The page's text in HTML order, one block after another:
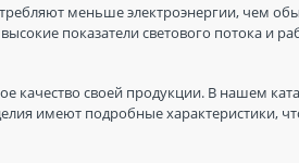
меньше электроэнергии, чем
показатели светового потока и
качество своей продукции. В нашем
имеют подробные характеристики,